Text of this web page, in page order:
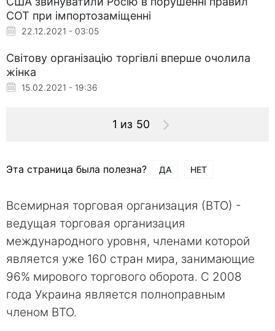
СОТ при імпортозаміщенні
22.12.2021 - 03:05
Світову організацію торгівлі вперше очолила
жінка
15.02.2021 - 19:36
1 из 50
Эта страница была полезна? ДА НЕТ
Всемирная торговая организация (ВТО) -
ведущая торговая организация
международного уровня, членами которой
является уже 160 стран мира, занимающие
96% мирового торгового оборота. С 2008
года Украина является полноправным
членом ВТО.